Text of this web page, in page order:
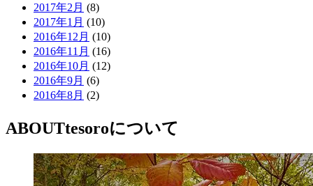
2017年2月 (8)
2017年1月 (10)
2016年12月 (10)
2016年11月 (16)
2016年10月 (12)
2016年9月 (6)
2016年8月 (2)
ABOUTtesoroについて